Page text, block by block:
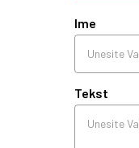
Ime
Tekst